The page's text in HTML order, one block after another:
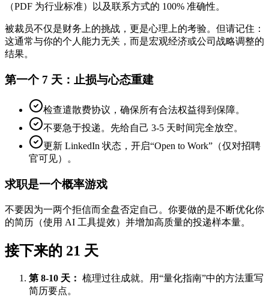
（PDF 为行业标准）以及联系方式的 100% 准确性。
被裁员不仅是财务上的挑战，更是心理上的考验。但请记住：
这通常与你的个人能力无关，而是宏观经济或公司战略调整的
结果。
第一个 7 天：止损与心态重建
检查遣散费协议，确保所有合法权益得到保障。
不要急于投递。先给自己 3-5 天时间完全放空。
更新 LinkedIn 状态，开启“Open to Work”（仅对招聘
官可见）。
求职是一个概率游戏
不要因为一两个拒信而全盘否定自己。你要做的是不断优化你
的简历（使用 AI 工具提效）并增加高质量的投递样本量。
接下来的 21 天
第 8-10 天： 梳理过往成就。用“量化指南”中的方法重写
简历要点。